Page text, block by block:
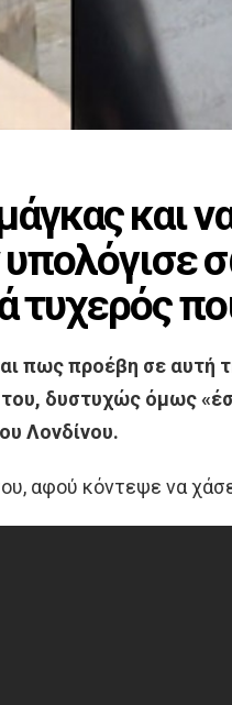
και
τυχερός
πως προέβη σε αυτή
του, δυστυχώς όμως
Λονδίνου.
αφού κόντεψε να